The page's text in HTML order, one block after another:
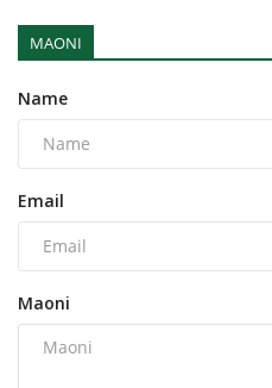
MAONI
Name
Email
Maoni